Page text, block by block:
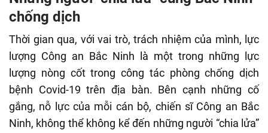
chống dịch
Thời gian qua, với vai trò, trách nhiệm của mình, lực
lượng Công an Bắc Ninh là một trong những lực
lượng nòng cốt trong công tác phòng chống dịch
bệnh Covid-19 trên địa bàn. Bên cạnh những cố
gắng, nỗ lực của mỗi cán bộ, chiến sĩ Công an Bắc
Ninh, không thể không kể đến những người “chia lửa”